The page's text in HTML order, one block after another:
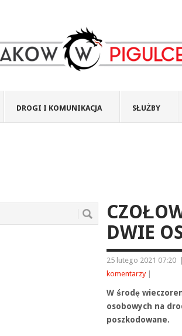
DROGI I KOMUNIKACJA SŁUŻBY
DWIE
25 lutego 2021 07:20
komentarzy
W środę
osobowych na
poszkodowane.